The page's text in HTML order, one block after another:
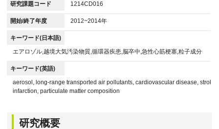
研究課題コード 1214CD016
開始/終了年度 2012~2014年
キーワード(日本語)
エアロゾル,越境大気汚染物質,循環器疾患,脳卒中,急性心筋梗塞,粒子成分
キーワード(英語)
aerosol, long-range transported air pollutants, cardiovascular disease,
infarction, particulate matter composition
研究概要